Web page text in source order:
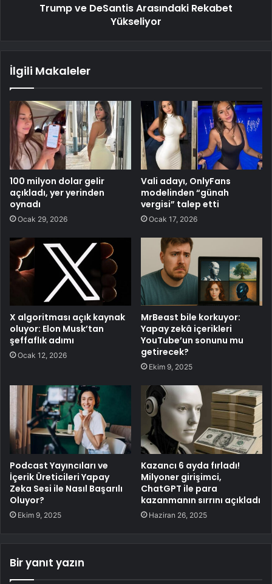
Trump ve DeSantis Arasındaki Rekabet
Yükseliyor
İlgili Makaleler
100 milyon dolar gelir
açıkladı, yer yerinden
oynadı
Ocak 29, 2026
Vali adayı, OnlyFans
modelinden “günah
vergisi” talep etti
Ocak 17, 2026
X algoritması açık kaynak
oluyor: Elon Musk’tan
şeffaflık adımı
Ocak 12, 2026
MrBeast bile korkuyor:
Yapay zekâ içerikleri
YouTube’un sonunu mu
getirecek?
Ekim 9, 2025
Podcast Yayıncıları ve
İçerik Üreticileri Yapay
Zeka Sesi ile Nasıl Başarılı
Oluyor?
Ekim 9, 2025
Kazancı 6 ayda fırladı!
Milyoner girişimci,
ChatGPT ile para
kazanmanın sırrını açıkladı
Haziran 26, 2025
Bir yanıt yazın